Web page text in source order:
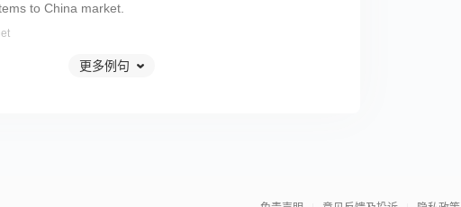
to China market.
更多例句